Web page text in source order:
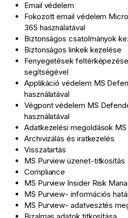
Email védelem
Fokozott email védelem
365 használatával
Biztonságos csatolmányok
Biztonságos linkek kezelése
Fenyegetések
segítségével
Applikáció védelem MS
használatával
Végpont védelem MS
használatával
Adatkezelési megoldások MS
Archivizálás és iratkezelés
Visszatartás
MS Purview üzenet-titkosítás
Compliance
MS Purview Insider Risk
MS Purview- információs
MS Purview- adatvesztés